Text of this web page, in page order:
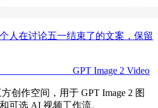
人在讨论五一结束了的文案，保留
GPT Image 2 Video
创作空间，用于 GPT Image 2 图
可选 AI 视频工作流。